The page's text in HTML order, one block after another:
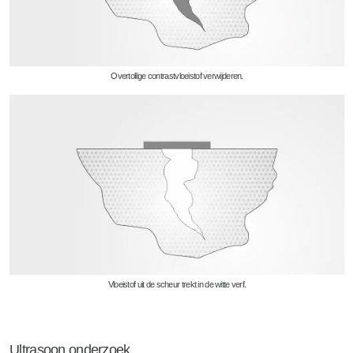
Overtollige contrastvloeistof verwijderen.
Vloeistof uit de scheur trekt in de witte verf.
Ultrasoon onderzoek